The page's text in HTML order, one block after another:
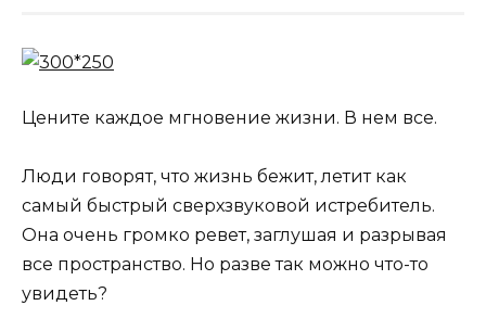
Цените каждое мгновение жизни. В нем все.
Люди говорят, что жизнь бежит, летит как
самый быстрый сверхзвуковой истребитель.
Она очень громко ревет, заглушая и разрывая
все пространство. Но разве так можно что-то
увидеть?